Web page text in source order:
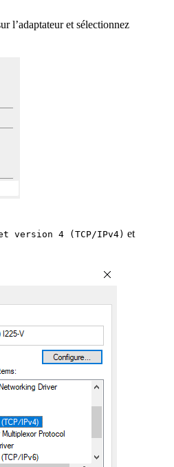
l’adaptateur et sélectionnez
version 4 (TCP/IPv4) et